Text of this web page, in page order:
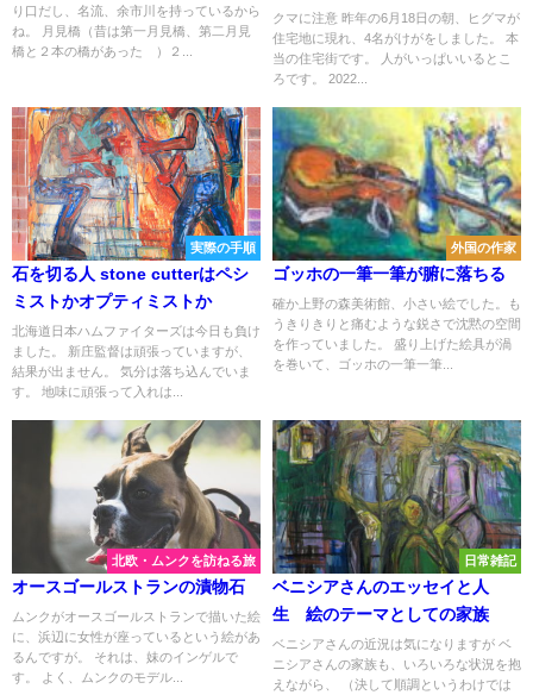
り口だし、名流、余市川を持っているから
ね。 月見橋（昔は第一月見橋、第二月見
橋と２本の橋があった ）２...
クマに注意 昨年の6月18日の朝、ヒグマが
住宅地に現れ、4名がけがをしました。 本
当の住宅街です。 人がいっぱいいるとこ
ろです。 2022...
実際の手順
石を切る人 stone cutterはペシ
ミストかオプティミストか
北海道日本ハムファイターズは今日も負け
ました。 新庄監督は頑張っていますが、
結果が出ません。 気分は落ち込んでいま
す。 地味に頑張って入れは...
外国の作家
ゴッホの一筆一筆が腑に落ちる
確か上野の森美術館、小さい絵でした。も
うきりきりと痛むような鋭さで沈黙の空間
を作っていました。 盛り上げた絵具が渦
を巻いて、ゴッホの一筆一筆...
北欧・ムンクを訪ねる旅
オースゴールストランの漬物石
ムンクがオースゴールストランで描いた絵
に、浜辺に女性が座っているという絵があ
るんですが。 それは、妹のインゲルで
す。 よく、ムンクのモデル...
日常雑記
ベニシアさんのエッセイと人
生 絵のテーマとしての家族
ベニシアさんの近況は気になりますが ベ
ニシアさんの家族も、いろいろな状況を抱
えながら、 （決して順調というわけでは